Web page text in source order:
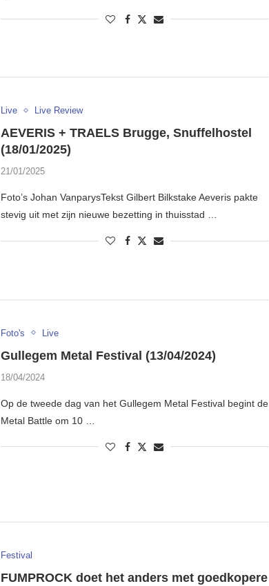
Live Live Review
AEVERIS + TRAELS Brugge, Snuffelhostel
(18/01/2025)
21/01/2025
Foto’s Johan VanparysTekst Gilbert Bilkstake Aeveris pakte
stevig uit met zijn nieuwe bezetting in thuisstad …
Foto's Live
Gullegem Metal Festival (13/04/2024)
18/04/2024
Op de tweede dag van het Gullegem Metal Festival begint de
Metal Battle om 10 …
Festival
FUMPROCK doet het anders met goedkopere